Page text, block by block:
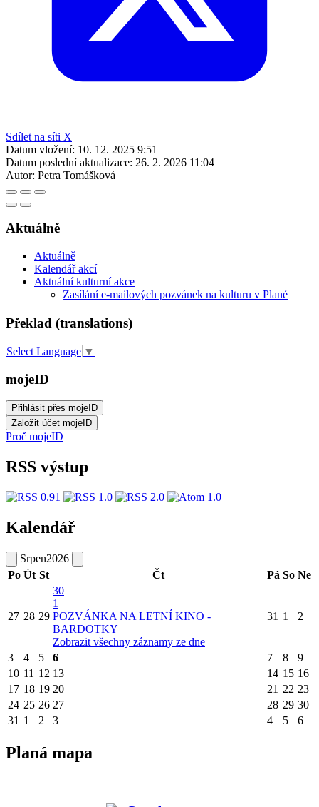
Sdílet na síti X
Datum vložení: 10. 12. 2025 9:51
Datum poslední aktualizace: 26. 2. 2026 11:04
Autor: Petra Tomášková
Aktuálně
Aktuálně
Kalendář akcí
Aktuální kulturní akce
Zasílání e-mailových pozvánek na kulturu v Plané
Překlad (translations)
Select Language ▼
mojeID
Proč mojeID
RSS výstup
Kalendář
Srpen2026
Po Út St Čt Pá So Ne
27 28 29
30
1
POZVÁNKA NA LETNÍ KINO -
BARDOTKY
Zobrazit všechny záznamy ze dne
31 1 2
3 4 5 6 7 8
9
10 11 12 13 14 15 16
17 18 19 20 21 22 23
24 25 26 27 28 29 30
31 1 2 3 4 5 6
Planá mapa